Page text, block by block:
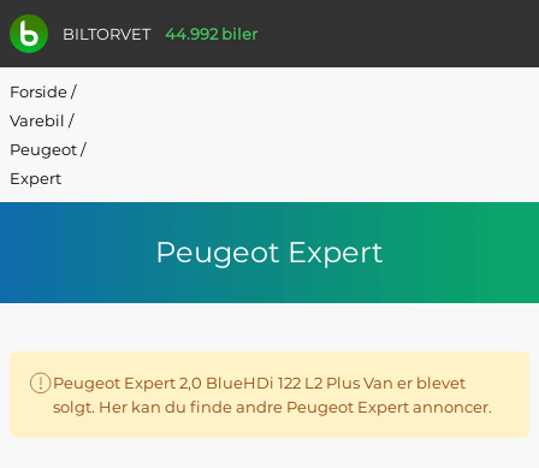
BILTORVET 44.992 biler
Forside/
Varebil /
Peugeot/
Expert
Peugeot Expert
Peugeot Expert 2,0 BlueHDi 122 L2 Plus Van er blevet
solgt. Her kan du finde andre Peugeot Expert annoncer.